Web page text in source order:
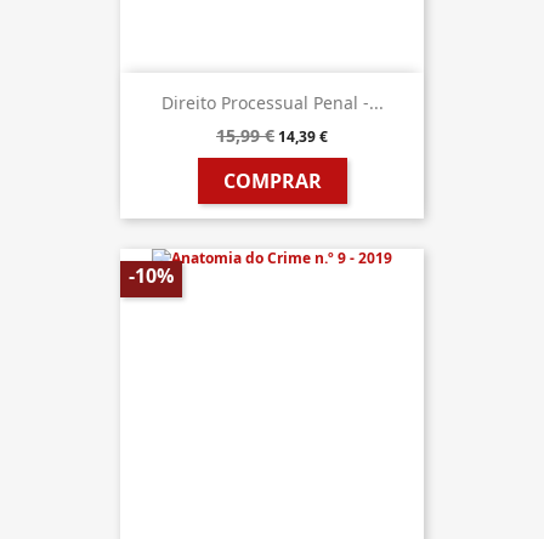
Direito Processual Penal -...
15,99 € 14,39 €
COMPRAR
-10%